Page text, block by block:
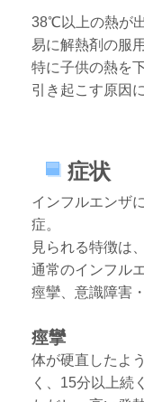
38℃以上の熱が
易に解熱剤の服
特に子供の熱を
引き起こす原因
症状
インフルエンザ
症。
見られる特徴は
通常のインフル
痙攣、意識障害
痙攣
体が硬直したよ
く、15分以上続